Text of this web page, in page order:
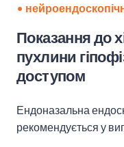
•
Показання до
пухлини
доступом
Ендоназальна
рекомендується у